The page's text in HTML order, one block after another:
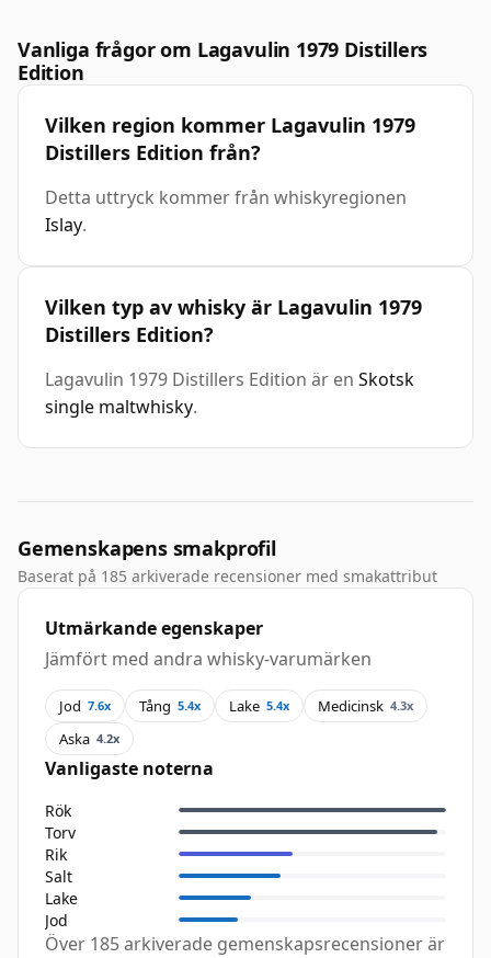
Vanliga frågor om Lagavulin 1979 Distillers
Edition
Vilken region kommer Lagavulin 1979
Distillers Edition från?
Detta uttryck kommer från whiskyregionen
Islay.
Vilken typ av whisky är Lagavulin 1979
Distillers Edition?
Lagavulin 1979 Distillers Edition är en Skotsk
single maltwhisky.
Gemenskapens smakprofil
Baserat på 185 arkiverade recensioner med smakattribut
Utmärkande egenskaper
Jämfört med andra whisky-varumärken
Jod 7.6x Tång 5.4x Lake 5.4x Medicinsk 4.3x
Aska 4.2x
Vanligaste noterna
Rök
Torv
Rik
Salt
Lake
Jod
Över 185 arkiverade gemenskapsrecensioner är